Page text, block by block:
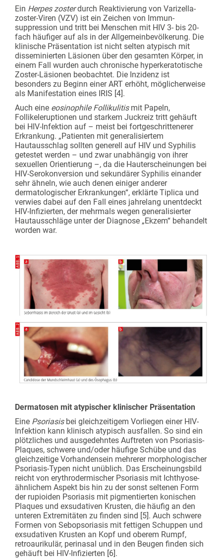
Ein Herpes zosterdurch Reaktivierung von Varizella-
zoster-Viren (VZV) ist ein Zeichen von Immun­
suppression und tritt bei Menschen mit HIV 3- bis 20-
fach häufiger auf als in der Allgemeinbevölkerung. Die
klinische Präsentation ist nicht selten atypisch mit
disseminierten Läsionen über den gesamten Körper, in
einem Fall wurden auch chronische hyper­keratotische
Zoster-Läsionen beobachtet. Die Inzidenz ist
besonders zu Beginn einer ART erhöht, möglicherweise
als Manifestation eines IRIS [4].
Auch eine eosinophile Follikulitismit Papeln,
Follikeleruptionen und starkem Juckreiz tritt gehäuft
bei HIV-Infektion auf – meist bei fortgeschrittenerer
Erkrankung. „Patienten mit generalisiertem
Hautausschlag sollten generell auf HIV und Syphilis
getestet werden – und zwar unabhängig von ihrer
sexuellen Orientierung –, da die Hauterscheinungen bei
HIV-Serokonversion und sekundärer Syphilis einander
sehr ähneln, wie auch denen einiger anderer
dermatologischer Erkrankungen“, erklärte Tiplica und
verwies dabei auf den Fall eines jahrelang unentdeckt
HIV-Infizierten, der mehrmals wegen generalisierter
Hautausschläge unter der Diagnose „Ekzem“ behandelt
worden war.
Dermatosen mit atypischer klinischer Präsentation
Eine Psoriasis bei gleichzeitigem Vorliegen einer HIV-
Infektion kann klinisch atypisch ausfallen. So sind ein
plötzliches und ausgedehntes Auftreten von Psoriasis-
Plaques, schwere und/oder häufige Schübe und das
gleichzeitige Vorhandensein mehrerer morphologischer
Psoriasis-Typen nicht unüblich. Das Erscheinungsbild
reicht von erythrodermischer Psoriasis mit Ichthyose-
ähnlichem Aspekt bis hin zu der sonst seltenen Form
der rupioiden Psoriasis mit pigmentierten konischen
Plaques und exsudativen Krusten, die häufig an den
unteren Extremitäten zu finden sind [5]. Auch schwere
Formen von Sebopsoriasis mit fettigen Schuppen und
exsudativen Krusten an Kopf und oberem Rumpf,
retroaurikulär, perinasal und in den Beugen finden sich
gehäuft bei HIV-Infizierten [6].